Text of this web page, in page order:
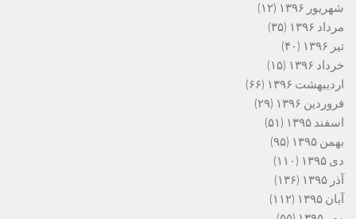
شهریور ۱۳۹۶
(۱۲)
مرداد ۱۳۹۶
(۳۵)
تیر ۱۳۹۶
(۴۰)
خرداد ۱۳۹۶
(۱۵)
اردیبهشت ۱۳۹۶
(۶۶)
فروردین ۱۳۹۶
(۲۹)
اسفند ۱۳۹۵
(۵۱)
بهمن ۱۳۹۵
(۹۵)
دی ۱۳۹۵
(۱۱۰)
آذر ۱۳۹۵
(۱۳۶)
آبان ۱۳۹۵
(۱۱۲)